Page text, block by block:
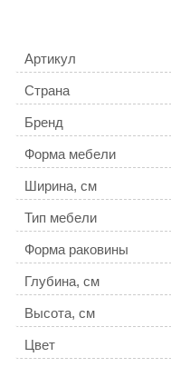
Артикул
Страна
Бренд
Форма мебели
Ширина, см
Тип мебели
Форма раковины
Глубина, см
Высота, см
Цвет